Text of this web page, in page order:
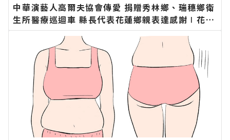
中華演藝人高爾夫協會傳愛 捐贈秀林鄉、瑞穗鄉衛
生所醫療巡迴車 縣長代表花蓮鄉親表達感謝∣花蓮
新聞網官方網站各類新聞－最快速的今日新聞報導
最新的在地資訊！